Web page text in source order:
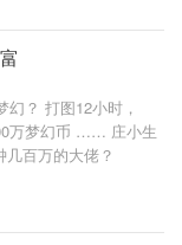
， 林浩然已经坐在
生。 （简介无力，
蝉！ 普通进化为，
动！ 普通进化为，定
折卡，装备、建筑
为，修炼成仙不是
为什么会有这么可怕
主，为什么这个领
有到城门就被屠
，我的领地竟然被一
然吊打全世界。
？ 打图12小时，
万梦幻币 …… 庄小生
百万的大佬？